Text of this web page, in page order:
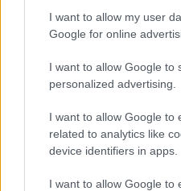
I want to allow my user
Google for online
I want to allow Google to
personalized advertising.
I want to allow Google to
related to analytics like
device identifiers in apps.
I want to allow Google to